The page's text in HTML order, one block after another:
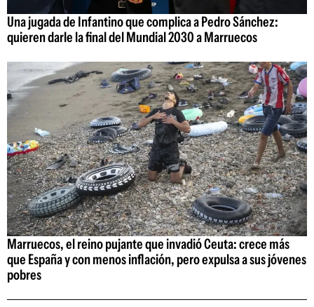
Una jugada de Infantino que complica a Pedro Sánchez:
quieren darle la final del Mundial 2030 a Marruecos
Marruecos, el reino pujante que invadió Ceuta: crece más
que España y con menos inflación, pero expulsa a sus jóvenes
pobres